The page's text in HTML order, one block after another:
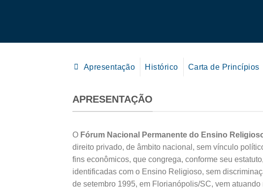
Apresentação Histórico Carta de Princípios
APRESENTAÇÃO
O Fórum Nacional Permanente do Ensino
direito privado, de âmbito nacional, sem vínculo
fins econômicos, que congrega, conforme seu
identificadas com o Ensino Religioso, sem
de setembro 1995, em Florianópolis/SC, vem